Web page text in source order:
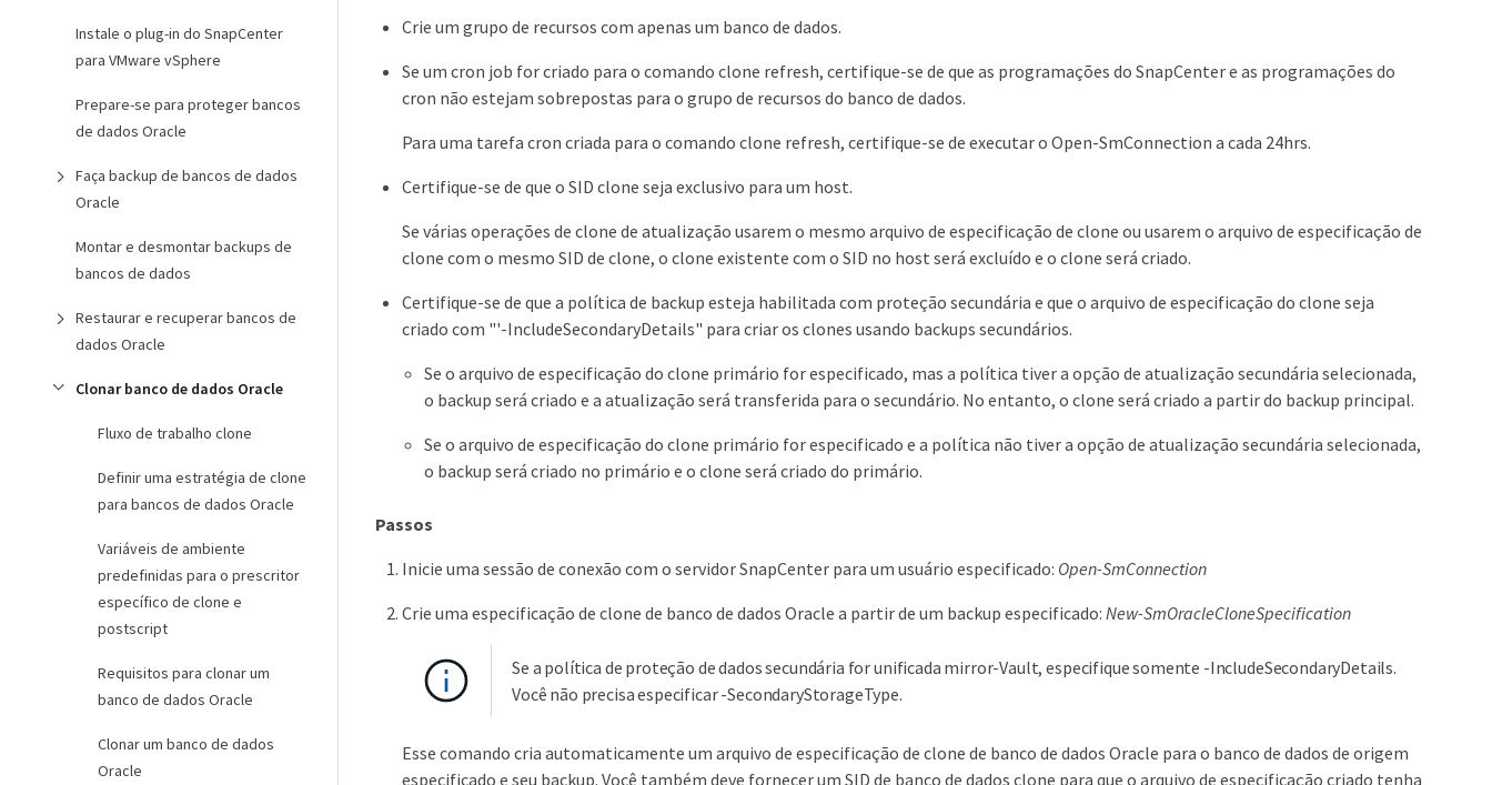
Instale o plug-in do SnapCenter
para VMware vSphere
Prepare-se para proteger bancos
de dados Oracle
Faça backup de bancos de dados
Oracle
Montar e desmontar backups de
bancos de dados
Restaurar e recuperar bancos de
dados Oracle
Clonar banco de dados Oracle
Fluxo de trabalho clone
Definir uma estratégia de clone
para bancos de dados Oracle
Variáveis de ambiente
predefinidas para o prescritor
específico de clone e
postscript
Requisitos para clonar um
banco de dados Oracle
Clonar um banco de dados
Oracle
Crie um grupo de recursos com apenas um banco de dados.
Se um cron job for criado para o comando clone refresh, certifique-se de que as programações do SnapCenter e as programações do
cron não estejam sobrepostas para o grupo de recursos do banco de dados.
Para uma tarefa cron criada para o comando clone refresh, certifique-se de executar o Open-SmConnection a cada 24hrs.
Certifique-se de que o SID clone seja exclusivo para um host.
Se várias operações de clone de atualização usarem o mesmo arquivo de especificação de clone ou usarem o arquivo de especificação de
clone com o mesmo SID de clone, o clone existente com o SID no host será excluído e o clone será criado.
Certifique-se de que a política de backup esteja habilitada com proteção secundária e que o arquivo de especificação do clone seja
criado com "'-IncludeSecondaryDetails" para criar os clones usando backups secundários.
Se o arquivo de especificação do clone primário for especificado, mas a política tiver a opção de atualização secundária selecionada,
o backup será criado e a atualização será transferida para o secundário. No entanto, o clone será criado a partir do backup principal.
Se o arquivo de especificação do clone primário for especificado e a política não tiver a opção de atualização secundária selecionada,
o backup será criado no primário e o clone será criado do primário.
Passos
Inicie uma sessão de conexão com o servidor SnapCenter para um usuário especificado: Open-SmConnection
Crie uma especificação de clone de banco de dados Oracle a partir de um backup especificado: New-SmOracleCloneSpecification
Se a política de proteção de dados secundária for unificada mirror-Vault, especifique somente -IncludeSecondaryDetails.
Você não precisa especificar -SecondaryStorageType.
Esse comando cria automaticamente um arquivo de especificação de clone de banco de dados Oracle para o banco de dados de origem
especificado e seu backup. Você também deve fornecer um SID de banco de dados clone para que o arquivo de especificação criado tenha